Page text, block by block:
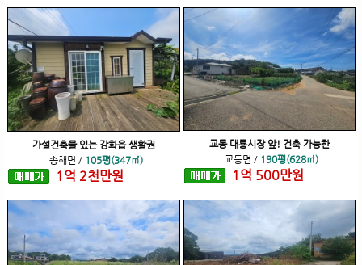
가설건축물 있는 강화읍 생활권
송해면 / 105평(347㎡)
1 억 2천만원
교동 대룡시장 앞! 건축 가능한
교동면 / 190평(628㎡)
1 억 500만원